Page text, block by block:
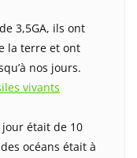
3,5GA, ils ont
la terre et ont
nos jours.
vivants
était de 10
océans était à